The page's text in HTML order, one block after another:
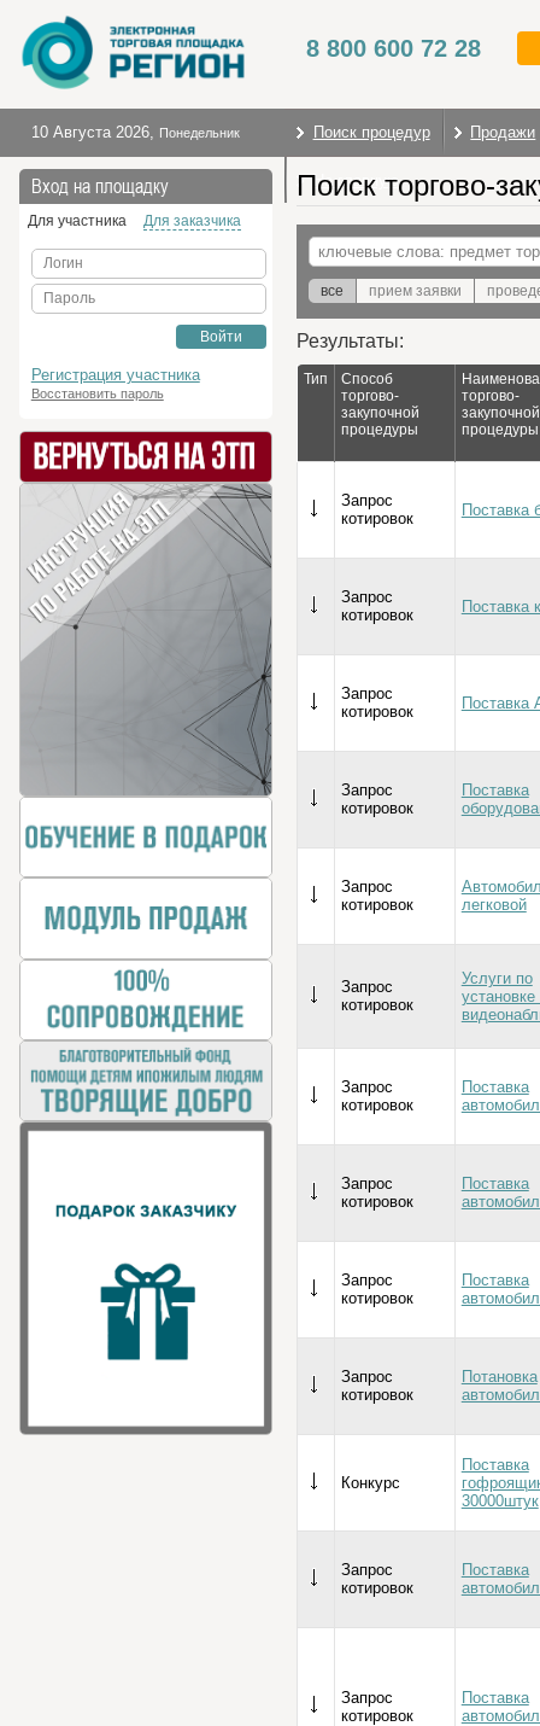
8 800 600 72 28
10 Августа 2026, Понедельник Поиск процедур Продажи
На главную
Вход на площадку
Для участника Для заказчика
Логин
Пароль
Войти
Регистрация участника
Восстановить пароль
Поиск торгово-
все прием заявки
Результаты:
Тип
Способ
торгово-
закупочной
процедуры
торгово-
закупочной
процедуры
Запрос
котировок
Поставка
Запрос
котировок
Поставка
Запрос
котировок
Поставка
Запрос
котировок
Поставка
Запрос
котировок
легковой
Запрос
котировок
Услуги по
Запрос
котировок
Поставка
Запрос
котировок
Поставка
Запрос
котировок
Поставка
Запрос
котировок
Потановка
Конкурс
Поставка
30000штук
Запрос
котировок
Поставка
Запрос
котировок
Поставка